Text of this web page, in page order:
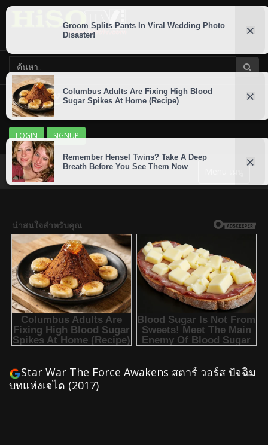
LOGIN SIGNUP
Star War The Force Awakens สตาร์ วอร์ส ปัจฉิม
บทแห่งเจได (2017)